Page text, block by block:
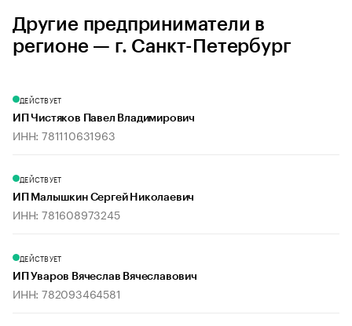
Другие предприниматели в
регионе — г. Санкт-Петербург
ДЕЙСТВУЕТ
ИП Чистяков Павел Владимирович
ИНН: 781110631963
ДЕЙСТВУЕТ
ИП Малышкин Сергей Николаевич
ИНН: 781608973245
ДЕЙСТВУЕТ
ИП Уваров Вячеслав Вячеславович
ИНН: 782093464581